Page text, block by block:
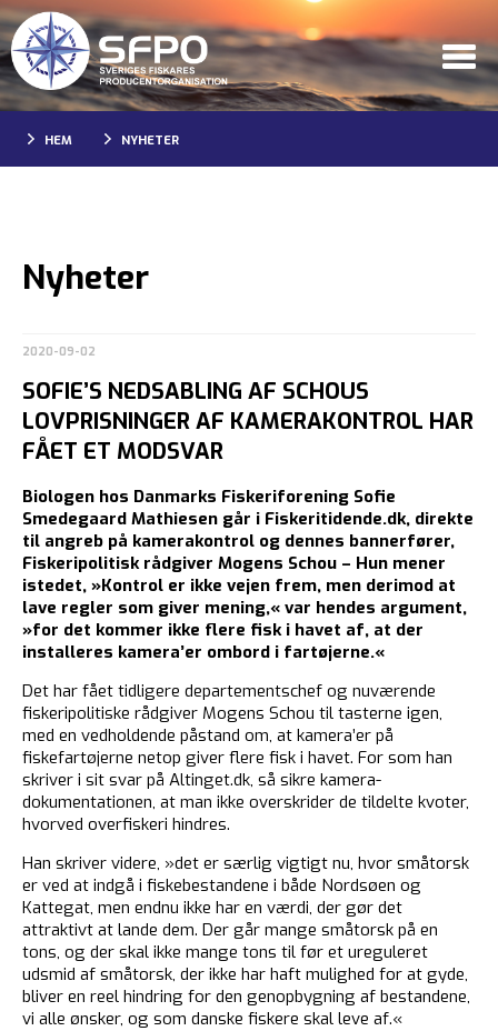
HEM NYHETER
Nyheter
2020-09-02
SOFIE’S NEDSABLING AF SCHOUS
LOVPRISNINGER AF KAMERAKONTROL HAR
FÅET ET MODSVAR
Biologen hos Danmarks Fiskeriforening Sofie
Smedegaard Mathiesen går i Fiskeritidende.dk, direkte
til angreb på kamerakontrol og dennes bannerfører,
Fiskeripolitisk rådgiver Mogens Schou – Hun mener
istedet, »Kontrol er ikke vejen frem, men derimod at
lave regler som giver mening,« var hendes argument,
»for det kommer ikke flere fisk i havet af, at der
installeres kamera’er ombord i fartøjerne.«
Det har fået tidligere departementschef og nuværende
fiskeripolitiske rådgiver Mogens Schou til tasterne igen,
med en vedholdende påstand om, at kamera’er på
fiskefartøjerne netop giver flere fisk i havet. For som han
skriver i sit svar på Altinget.dk, så sikre kamera-
dokumentationen, at man ikke overskrider de tildelte kvoter,
hvorved overfiskeri hindres.
Han skriver videre, »det er særlig vigtigt nu, hvor småtorsk
er ved at indgå i fiskebestandene i både Nordsøen og
Kattegat, men endnu ikke har en værdi, der gør det
attraktivt at lande dem. Der går mange småtorsk på en
tons, og der skal ikke mange tons til før et ureguleret
udsmid af småtorsk, der ikke har haft mulighed for at gyde,
bliver en reel hindring for den genopbygning af bestandene,
vi alle ønsker, og som danske fiskere skal leve af.«